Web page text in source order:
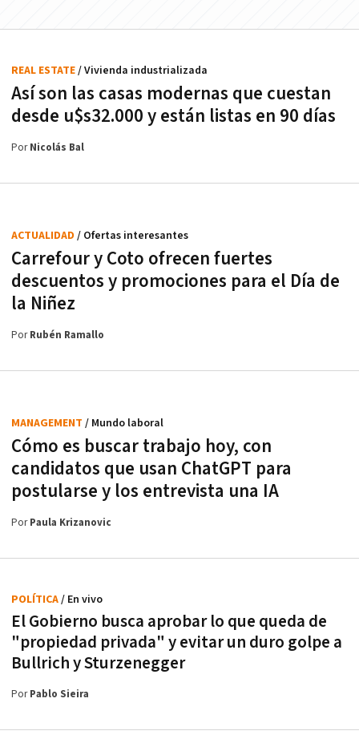
Así son las casas modernas que cuestan
desde u$s32.000 y están listas en 90 días
REAL ESTATE/ Vivienda industrializada
PorNicolás Bal
Carrefour y Coto ofrecen fuertes
descuentos y promociones para el Día de
la Niñez
ACTUALIDAD / Ofertas interesantes
PorRubén Ramallo
Cómo es buscar trabajo hoy, con
candidatos que usan ChatGPT para
postularse y los entrevista una IA
MANAGEMENT / Mundo laboral
PorPaula Krizanovic
El Gobierno busca aprobar lo que queda de
"propiedad privada" y evitar un duro golpe a
Bullrich y Sturzenegger
POLÍTICA/ En vivo
PorPablo Sieira